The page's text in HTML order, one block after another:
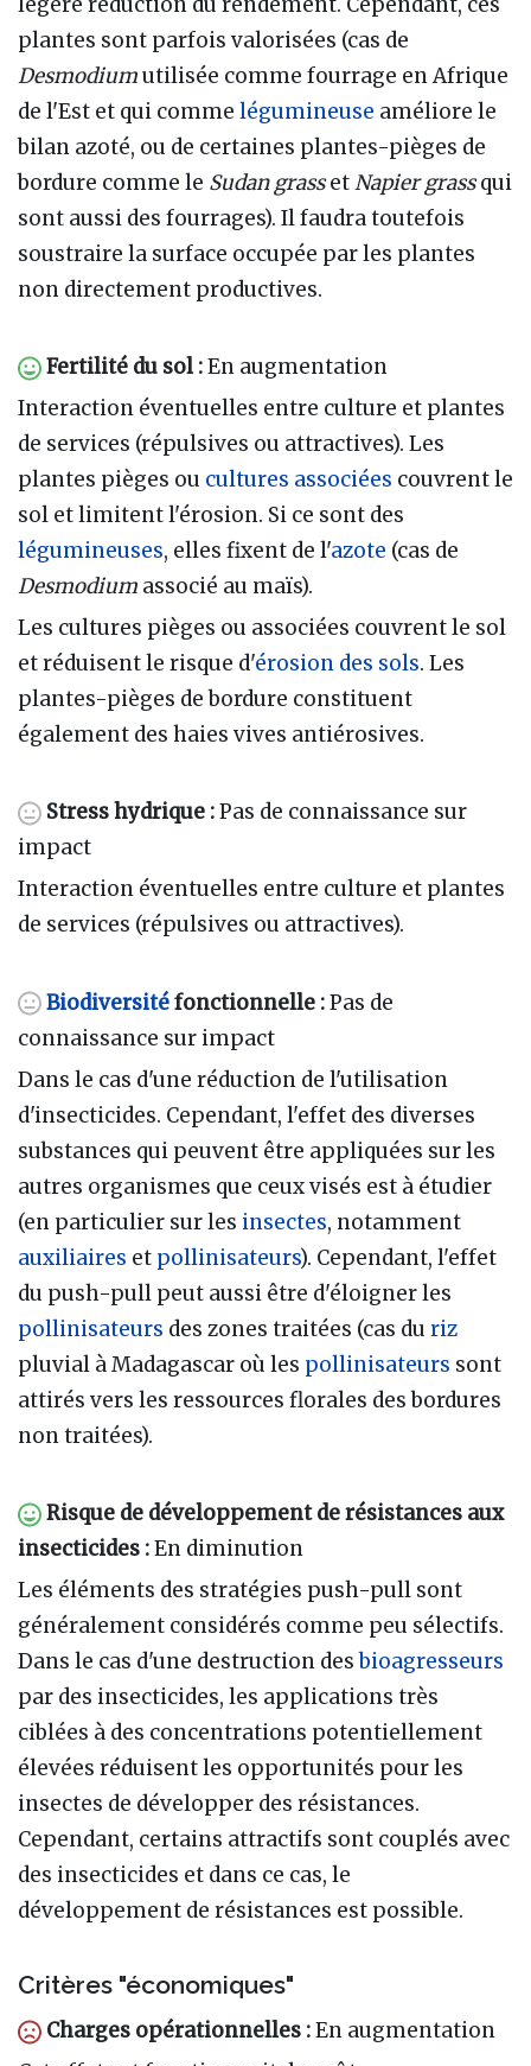
plantes sont parfois valorisées (cas de
Desmodiumutilisée comme fourrage en Afrique
de l'Est et qui comme légumineuse améliore le
bilan azoté, ou de certaines plantes-pièges de
bordure comme le Sudan grassetNapier grassqui
sont aussi des fourrages). Il faudra toutefois
soustraire la surface occupée par les plantes
non directement productives.
Fertilité du sol :En augmentation
Interaction éventuelles entre culture et plantes
de services (répulsives ou attractives). Les
plantes pièges ou cultures associées couvrent le
sol et limitent l'érosion. Si ce sont des
légumineuses, elles fixent de l'azote (cas de
Desmodium associé au maïs).
Les cultures pièges ou associées couvrent le sol
et réduisent le risque d'érosion des sols. Les
plantes-pièges de bordure constituent
également des haies vives antiérosives.
Stress hydrique :Pas de connaissance sur
impact
Interaction éventuelles entre culture et plantes
de services (répulsives ou attractives).
Biodiversitéfonctionnelle :Pas de
connaissance sur impact
Dans le cas d'une réduction de l'utilisation
d'insecticides. Cependant, l'effet des diverses
substances qui peuvent être appliquées sur les
autres organismes que ceux visés est à étudier
(en particulier sur les insectes, notamment
auxiliaires et pollinisateurs). Cependant, l'effet
du push-pull peut aussi être d'éloigner les
pollinisateurs des zones traitées (cas du riz
pluvial à Madagascar où les pollinisateurs sont
attirés vers les ressources florales des bordures
non traitées).
Risque de développement de résistances aux
insecticides :En diminution
Les éléments des stratégies push-pull sont
généralement considérés comme peu sélectifs.
Dans le cas d'une destruction desbioagresseurs
par des insecticides, les applications très
ciblées à des concentrations potentiellement
élevées réduisent les opportunités pour les
insectes de développer des résistances.
Cependant, certains attractifs sont couplés avec
des insecticides et dans ce cas, le
développement de résistances est possible.
Critères "économiques"
Charges opérationnelles :En augmentation